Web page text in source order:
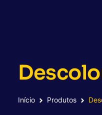
Início Produtos